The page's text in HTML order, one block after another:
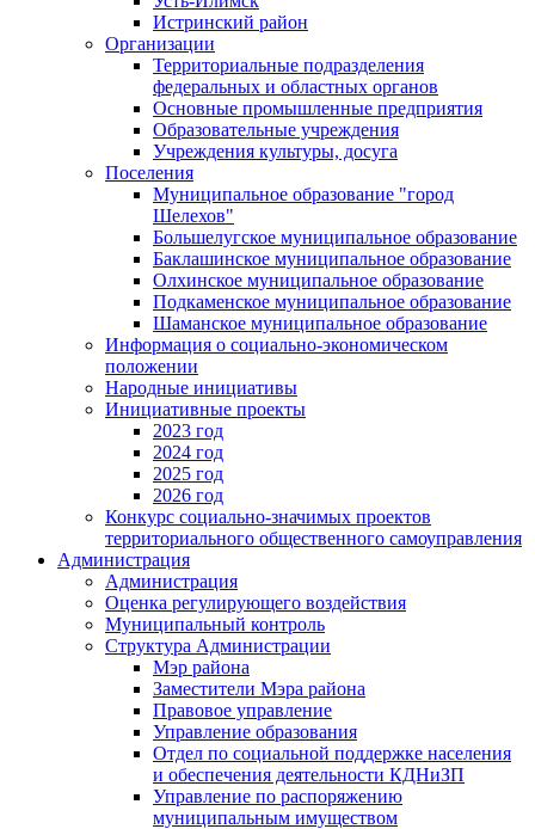
Истринский район
Организации
Территориальные подразделения
федеральных и областных органов
Основные промышленные предприятия
Образовательные учреждения
Учреждения культуры, досуга
Поселения
Муниципальное образование "город
Шелехов"
Большелугское муниципальное образование
Баклашинское муниципальное образование
Олхинское муниципальное образование
Подкаменское муниципальное образование
Шаманское муниципальное образование
Информация о социально-экономическом
положении
Народные инициативы
Инициативные проекты
2023 год
2024 год
2025 год
2026 год
Конкурс социально-значимых проектов
территориального общественного самоуправления
Администрация
Администрация
Оценка регулирующего воздействия
Муниципальный контроль
Структура Администрации
Мэр района
Заместители Мэра района
Правовое управление
Управление образования
Отдел по социальной поддержке населения
и обеспечения деятельности КДНиЗП
Управление по распоряжению
муниципальным имуществом